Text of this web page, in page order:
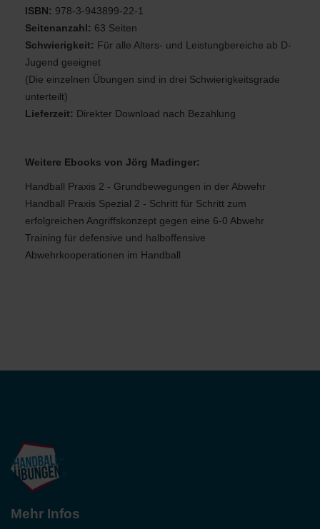
ISBN: 978-3-943899-22-1
Seitenanzahl: 63 Seiten
Schwierigkeit: Für alle Alters- und Leistungbereiche ab D-
Jugend geeignet
(Die einzelnen Übungen sind in drei Schwierigkeitsgrade
unterteilt)
Lieferzeit: Direkter Download nach Bezahlung
Weitere Ebooks von Jörg Madinger:
Handball Praxis 2 - Grundbewegungen in der Abwehr
Handball Praxis Spezial 2 - Schritt für Schritt zum
erfolgreichen Angriffskonzept gegen eine 6-0 Abwehr
Training für defensive und halboffensive
Abwehrkooperationen im Handball
Mehr Infos